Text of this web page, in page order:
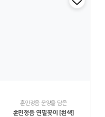
훈민정음 문양을 담은
훈민정음 연필꽂이 [흰색]